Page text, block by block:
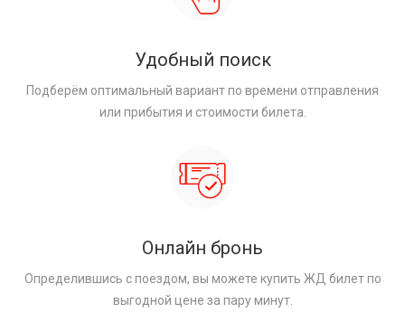
Удобный поиск
Подберём оптимальный вариант по времени отправления
или прибытия и стоимости билета.
Онлайн бронь
Определившись с поездом, вы можете купить ЖД билет по
выгодной цене за пару минут.